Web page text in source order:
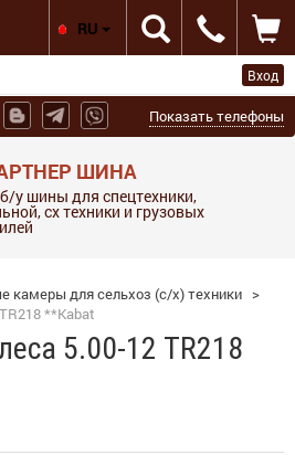
Вход
Показать телефоны
ШИНА
у шины для спецтехники,
сх техники и грузовых
RU
камеры для сельхоз (с/х) техники >
**Kabat
5.00-12 TR218